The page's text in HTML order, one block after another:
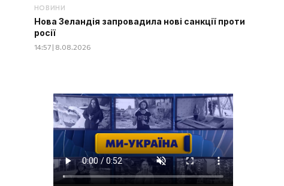
НОВИНИ
Нова Зеландія запровадила нові санкції проти
росії
14:57 | 8.08.2026